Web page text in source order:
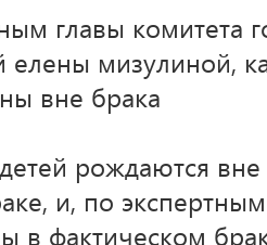
главы комитета
мизулиной,
вне брака
рождаются
и, по
в фактическом